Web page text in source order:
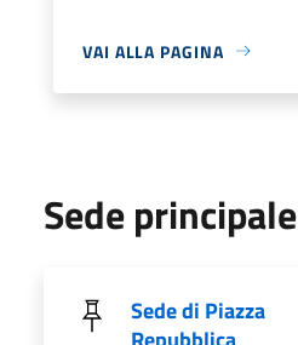
VAI ALLA PAGINA
Sede principale
Sede di Piazza